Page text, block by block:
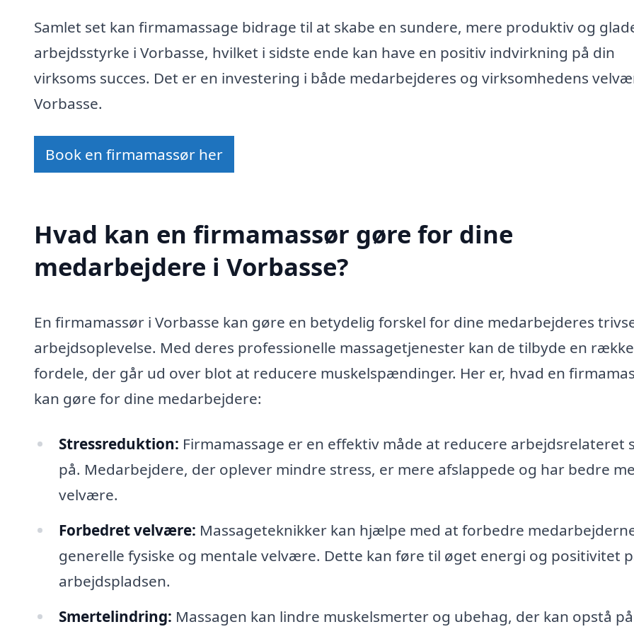
Samlet set kan firmamassage bidrage til at skabe en sundere, mere produktiv og
arbejdsstyrke i Vorbasse, hvilket i sidste ende kan have en positiv indvirkning på din
virksoms succes. Det er en investering i både medarbejderes og virksomhedens
Vorbasse.
Book en firmamassør her
Hvad kan en firmamassør gøre for dine
medarbejdere i Vorbasse?
En firmamassør i Vorbasse kan gøre en betydelig forskel for dine medarbejderes
arbejdsoplevelse. Med deres professionelle massagetjenester kan de tilbyde en række
fordele, der går ud over blot at reducere muskelspændinger. Her er, hvad en
kan gøre for dine medarbejdere:
Stressreduktion: Firmamassage er en effektiv måde at reducere arbejdsrelateret
på. Medarbejdere, der oplever mindre stress, er mere afslappede og har bedre
velvære.
Forbedret velvære: Massageteknikker kan hjælpe med at forbedre
generelle fysiske og mentale velvære. Dette kan føre til øget energi og positivitet
arbejdspladsen.
Smertelindring: Massagen kan lindre muskelsmerter og ubehag, der kan opstå på